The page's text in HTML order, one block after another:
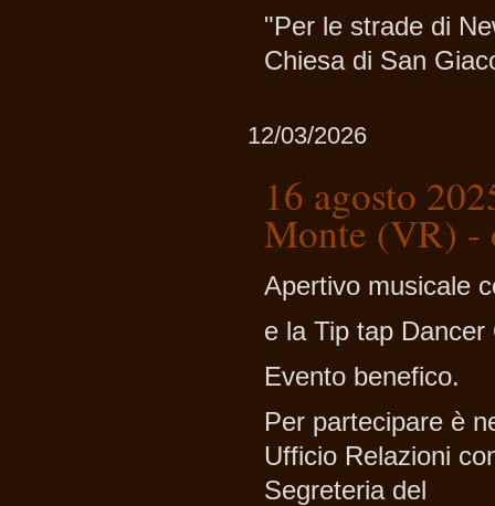
"Per le strade di
Chiesa di San
12/03/2026
16 agosto
Monte (VR) -
Apertivo musicale
e la Tip tap
Evento benefico.
Per partecipare è
Ufficio Relazioni
Segreteria del